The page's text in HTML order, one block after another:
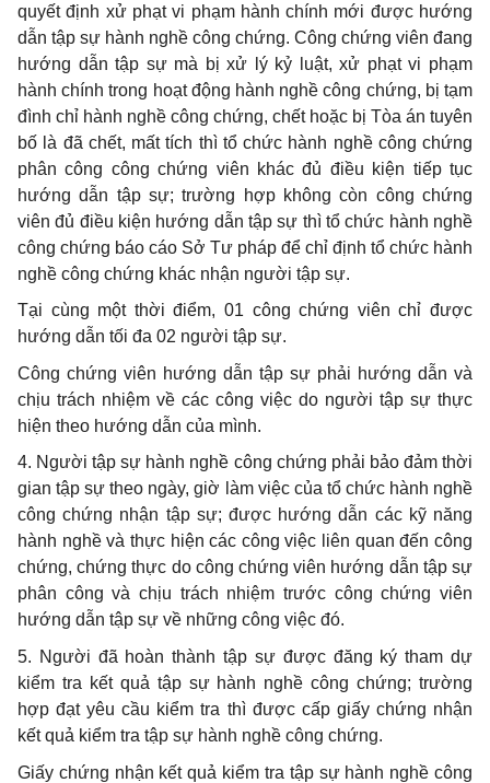
quyết định xử phạt vi phạm hành chính mới được hướng
dẫn tập sự hành nghề công chứng. Công chứng viên đang
hướng dẫn tập sự mà bị xử lý kỷ luật, xử phạt vi phạm
hành chính trong hoạt động hành nghề công chứng, bị tạm
đình chỉ hành nghề công chứng, chết hoặc bị Tòa án tuyên
bố là đã chết, mất tích thì tổ chức hành nghề công chứng
phân công công chứng viên khác đủ điều kiện tiếp tục
hướng dẫn tập sự; trường hợp không còn công chứng
viên đủ điều kiện hướng dẫn tập sự thì tổ chức hành nghề
công chứng báo cáo Sở Tư pháp để chỉ định tổ chức hành
nghề công chứng khác nhận người tập sự.
Tại cùng một thời điểm, 01 công chứng viên chỉ được
hướng dẫn tối đa 02 người tập sự.
Công chứng viên hướng dẫn tập sự phải hướng dẫn và
chịu trách nhiệm về các công việc do người tập sự thực
hiện theo hướng dẫn của mình.
4. Người tập sự hành nghề công chứng phải bảo đảm thời
gian tập sự theo ngày, giờ làm việc của tổ chức hành nghề
công chứng nhận tập sự; được hướng dẫn các kỹ năng
hành nghề và thực hiện các công việc liên quan đến công
chứng, chứng thực do công chứng viên hướng dẫn tập sự
phân công và chịu trách nhiệm trước công chứng viên
hướng dẫn tập sự về những công việc đó.
5. Người đã hoàn thành tập sự được đăng ký tham dự
kiểm tra kết quả tập sự hành nghề công chứng; trường
hợp đạt yêu cầu kiểm tra thì được cấp giấy chứng nhận
kết quả kiểm tra tập sự hành nghề công chứng.
Giấy chứng nhận kết quả kiểm tra tập sự hành nghề công